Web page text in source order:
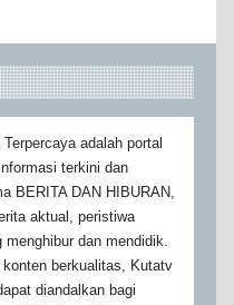
adalah portal
terkini dan
BERITA DAN HIBURAN,
aktual, peristiwa
dan mendidik.
berkualitas, Kutatv
diandalkan bagi